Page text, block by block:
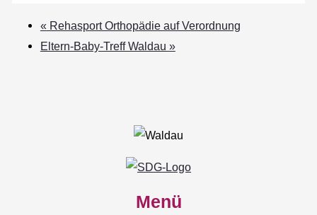
« Rehasport Orthopädie auf Verordnung
Eltern-Baby-Treff Waldau »
Menü